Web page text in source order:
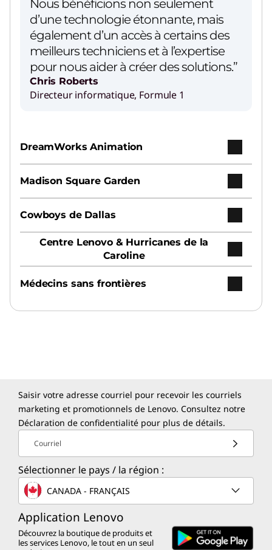
Lenovo Legion – Atteignez votre
impossible
Lire la vidéo
appareils qui vous permettent de jouer où que
vous soyez.
Accessoires de gaming
Améliorez votre expérience de gaming grâce
au bon équipement pour remporter la victoire.
Moniteurs de gaming
Plongez dans le jeu grâce à une résolution
élevés.
Offres hebdomadaires exclusives sur
les ordinateurs portables, les
accessoires et la technologie
Acheter maintenant
Remises pour les étudiants et
les enseignants
Économisez 5 %sur l'équipement nécessaire
Nous bénéficions non seulement
d’une technologie étonnante, mais
également d’un accès à certains des
meilleurs techniciens et à l’expertise
pour nous aider à créer des solutions.”
Chris Roberts
Directeur informatique, Formule 1
DreamWorks Animation
Madison Square Garden
Cowboys de Dallas
Centre Lenovo & Hurricanes de la
Caroline
Médecins sans frontières
Saisir votre adresse courriel pour recevoir les courriels
marketing et promotionnels de Lenovo. Consultez notre
Déclaration de confidentialité pour plus de détails.
Courriel
Sélectionner le pays / la région :
CANADA - FRANÇAIS
Application Lenovo
Découvrez la boutique de produits et
les services Lenovo, le tout en un seul